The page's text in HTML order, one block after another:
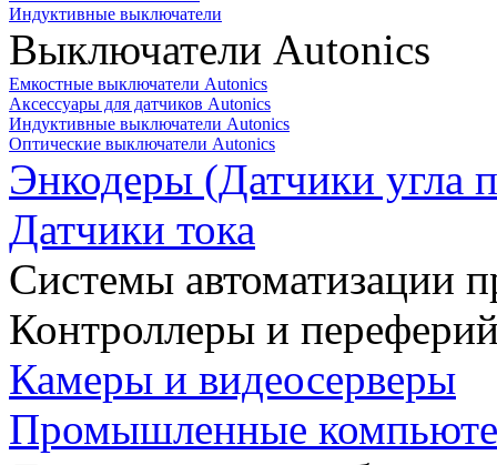
Индуктивные выключатели
Выключатели Autonics
Емкостные выключатели Autonics
Аксессуары для датчиков Autonics
Индуктивные выключатели Autonics
Оптические выключатели Autonics
Энкодеры (Датчики угла
Датчики тока
Системы автоматизации
Контроллеры и
Камеры и видеосерверы
Промышленные